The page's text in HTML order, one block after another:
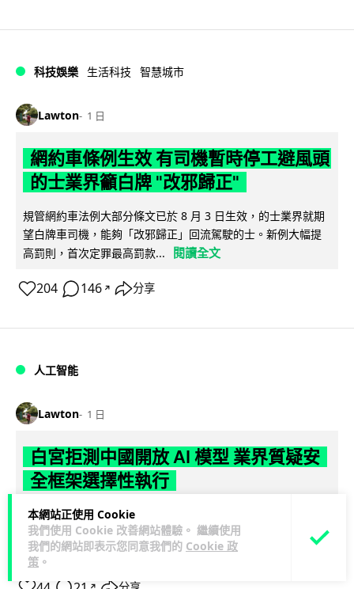
本網站正使用 Cookie
我們使用 Cookie 改善網站體驗。 繼續使用
我們的網站即表示您同意我們的 Cookie 政
策 。
科技娛樂 生活科技 智慧城市
Lawton 1 日
網約車條例生效 有司機暫時停工避風頭
的士業界籲白牌 "改邪歸正"
規管網約車法例大部分條文已於 8 月 3 日生效，的士業界就期
望白牌車司機，能夠「改邪歸正」回流駕駛的士。新例大幅提
高罰則，首次定罪最高罰款...
閱讀全文
204 146 ↗ 分享
人工智能
Lawton 1 日
白宮拒測中國開放 AI 模型 業界質疑安
全框架選擇性執行
彭博社報道，白宮通知美國頂尖 AI 公司，中國開發的開放權重
模型將不納入特朗普政府新 AI 安全框架的測試範圍。美國業界
則聯署呼籲政府不要限... 閱讀全文
↗